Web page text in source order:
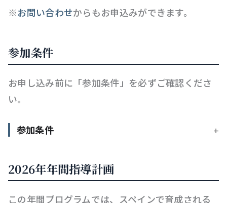
※お問い合わせからもお申込みができます。
参加条件
お申し込み前に「参加条件」を必ずご確認くださ
い。
参加条件
2026年年間指導計画
この年間プログラムでは、スペインで育成される